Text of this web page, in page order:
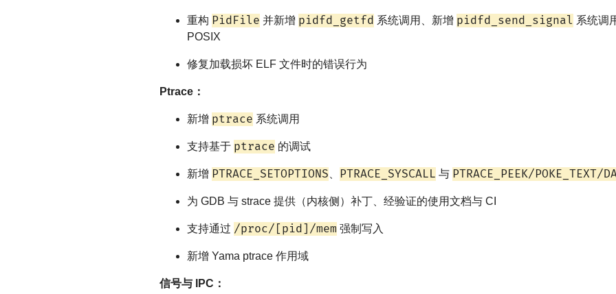
重构 PidFile 并新增 pidfd_getfd 系统调用、新增 pidfd_send_signal 系统调
POSIX
修复加载损坏 ELF 文件时的错误行为
Ptrace：
新增 ptrace 系统调用
支持基于 ptrace 的调试
新增 PTRACE_SETOPTIONS、 PTRACE_SYSCALL 与 PTRACE_PEEK/POKE_TEXT/
为 GDB 与 strace 提供（内核侧）补丁、经验证的使用文档与 CI
支持通过 /proc/[pid]/mem 强制写入
新增 Yama ptrace 作用域
信号与 IPC：